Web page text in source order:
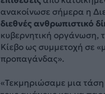
ανακοίνωσε σήμερα η
διεθνές ανθρωπιστικό
κυβερνητική οργάνωση,
Κίεβο ως συμμετοχή σε
προπαγάνδας».
«Τεκμηριώσαμε μια